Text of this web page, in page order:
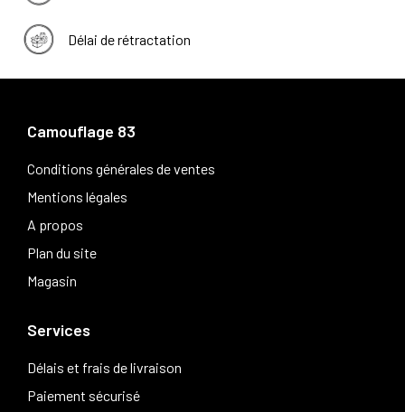
Délai de rétractation
Camouflage 83
Conditions générales de ventes
Mentions légales
A propos
Plan du site
Magasin
Services
Délais et frais de livraison
Paiement sécurisé